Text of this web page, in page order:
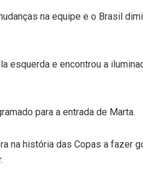
na equipe e o Brasil
esquerda e encontrou a
para a entrada de Marta.
na história das Copas a